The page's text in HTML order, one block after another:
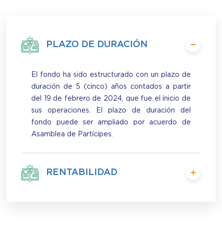
PLAZO DE DURACIÓN
El fondo ha sido estructurado con un plazo de
duración de 5 (cinco) años contados a partir
del 19 de febrero de 2024, que fue el inicio de
sus operaciones. El plazo de duración del
fondo puede ser ampliado por acuerdo de
Asamblea de Partícipes.
RENTABILIDAD